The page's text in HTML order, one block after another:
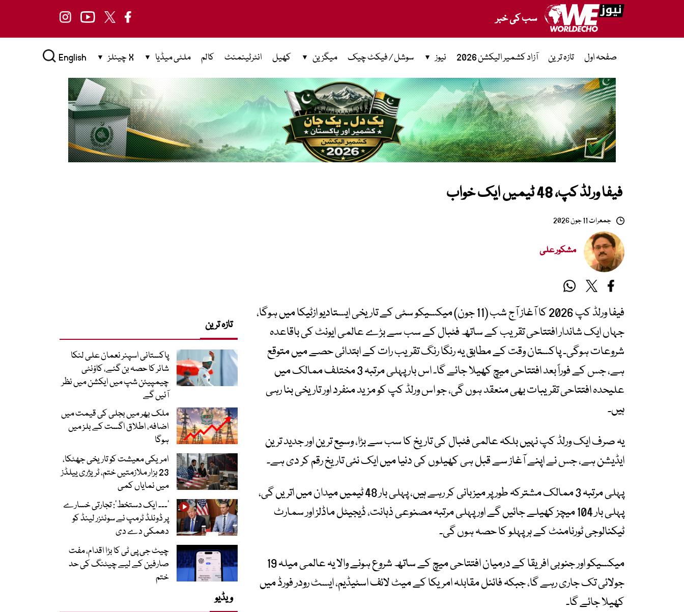
سب کی خبر
صفحہ اول تازہ ترین آزاد کشمیر الیکشن 2026 نیوز سوشل / فیکٹ چیک میگزین کھیل انٹرٹینمنٹ کالم ملٹی میڈیا X چینلز English
فیفا ورلڈ کپ، 48 ٹیمیں ایک خواب
جمعرات 11 جون 2026
مشکور علی
فیفا ورلڈ کپ 2026 کا آغاز آج شب (11 جون) میکسیکو سٹی کے تاریخی ایستادیو ازٹیکا میں ہوگا،
جہاں ایک شاندار افتتاحی تقریب کے ساتھ فٹبال کے سب سے بڑے عالمی ایونٹ کی باقاعدہ
شروعات ہوگی۔ پاکستان وقت کے مطابق یہ رنگا رنگ تقریب رات کے ابتدائی حصے میں متوقع
ہے، جس کے فوراً بعد افتتاحی میچ کھیلا جائے گا۔ اس بار پہلی مرتبہ 3 مختلف ممالک میں
علیحدہ افتتاحی تقریبات بھی منعقد ہوں گی، جو اس ورلڈ کپ کو مزید منفرد اور تاریخی بنا رہی
ہیں۔
یہ صرف ایک ورلڈ کپ نہیں بلکہ عالمی فٹبال کی تاریخ کا سب سے بڑا، وسیع ترین اور جدید ترین
ایڈیشن ہے، جس نے اپنے آغاز سے قبل ہی کھیلوں کی دنیا میں ایک نئی تاریخ رقم کر دی ہے۔
پہلی مرتبہ 3 ممالک مشترکہ طور پر میزبانی کر رہے ہیں، پہلی بار 48 ٹیمیں میدان میں اتریں گی،
پہلی بار 104 میچز کھیلے جائیں گے اور پہلی مرتبہ مصنوعی ذہانت، ڈیجیٹل ماڈلز اور سمارٹ
ٹیکنالوجی ٹورنامنٹ کے ہر پہلو کا حصہ ہوں گی۔
میکسیکو اور جنوبی افریقا کے درمیان افتتاحی میچ کے ساتھ شروع ہونے والا یہ عالمی میلہ 19
جولائی تک جاری رہے گا، جبکہ فائنل مقابلہ امریکا کے میٹ لائف اسٹیڈیم، ایسٹ رودر فورڈ میں
کھیلا جائے گا۔
تازہ ترین
پاکستانی اسپنر نعمان علی لنکا
شائر کا حصہ بن گئے، کاؤنٹی
چیمپیئن شپ میں ایکشن میں نظر
آئیں گے
ملک بھر میں بجلی کی قیمت میں
اضافہ، اطلاق اگست کے بلز میں
ہوگا
امریکی معیشت کو تاریخی جھٹکا،
23 ہزار ملازمتیں ختم، ٹریژری ییلڈز
میں نمایاں کمی
’۔۔۔ ایک دستخط‘: تجارتی خسارے
پر ڈونلڈ ٹرمپ نے سوئٹزر لینڈ کو
دھمکی دے دی
چیٹ جی پی ٹی کا بڑا اقدام، مفت
صارفین کے لیے چیٹنگ کی حد
ختم
ویڈیو